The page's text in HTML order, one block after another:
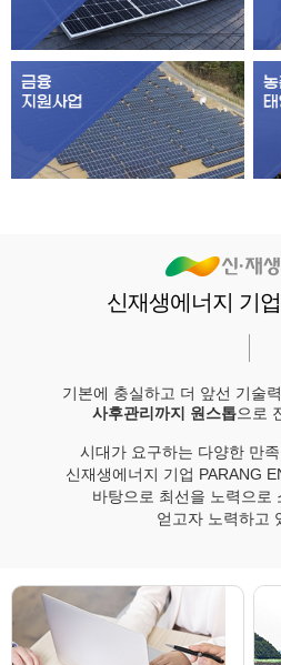
신재생에너지 기업
기본에 충실하고 더 앞선 기술
사후관리까지 원스톱으로
시대가 요구하는 다양한 만
신재생에너지 기업 PARANG
바탕으로 최선을 노력으로
얻고자 노력하고